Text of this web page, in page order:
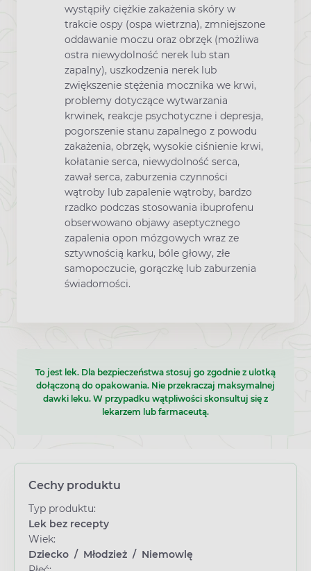
wystąpiły ciężkie zakażenia skóry w
trakcie ospy (ospa wietrzna), zmniejszone
oddawanie moczu oraz obrzęk (możliwa
ostra niewydolność nerek lub stan
zapalny), uszkodzenia nerek lub
zwiększenie stężenia mocznika we krwi,
problemy dotyczące wytwarzania
krwinek, reakcje psychotyczne i depresja,
pogorszenie stanu zapalnego z powodu
zakażenia, obrzęk, wysokie ciśnienie krwi,
kołatanie serca, niewydolność serca,
zawał serca, zaburzenia czynności
wątroby lub zapalenie wątroby, bardzo
rzadko podczas stosowania ibuprofenu
obserwowano objawy aseptycznego
zapalenia opon mózgowych wraz ze
sztywnością karku, bóle głowy, złe
samopoczucie, gorączkę lub zaburzenia
świadomości.
To jest lek. Dla bezpieczeństwa stosuj go zgodnie z ulotką
dołączoną do opakowania. Nie przekraczaj maksymalnej
dawki leku. W przypadku wątpliwości skonsultuj się z
lekarzem lub farmaceutą.
Cechy produktu
Typ produktu:
Lek bez recepty
Wiek:
Dziecko / Młodzież / Niemowlę